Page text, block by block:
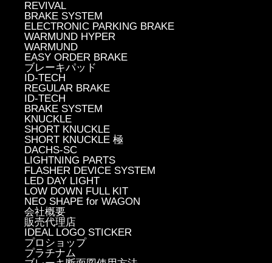
REVIVAL
BRAKE SYSTEM
ELECTRONIC PARKING BRAKE
WARMUND HYPER
WARMUND
EASY ORDER BRAKE
ブレーキパッド
ID-TECH
REGULAR BRAKE
ID-TECH
BRAKE SYSTEM
KNUCKLE
SHORT KNUCKLE
SHORT KNUCKLE 極
DACHS-SC
LIGHTNING PARTS
FLASHER DEVICE SYSTEM
LED DAY LIGHT
LOW DOWN FULL KIT
NEO SHAPE for WAGON
会社概要
販売代理店
IDEAL LOGO STICKER
プロショップ
プラチナム